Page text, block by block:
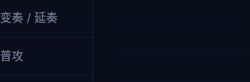
变奏 / 延奏
普攻